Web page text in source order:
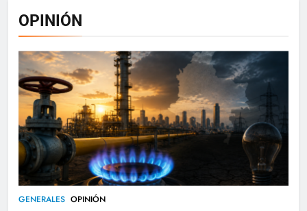
OPINIÓN
GENERALES OPINIÓN